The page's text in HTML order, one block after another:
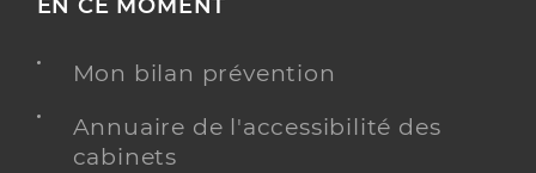
EN CE MOMENT
Mon bilan prévention
Annuaire de l'accessibilité des
cabinets